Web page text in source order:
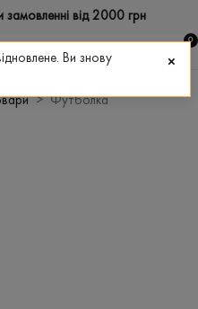
від 2000 грн
0
Футболка
Ви знову